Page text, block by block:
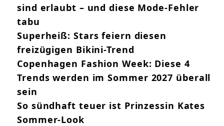
sind erlaubt – und diese Mode-Fehler
tabu
Superheiß: Stars feiern diesen
freizügigen Bikini-Trend
Copenhagen Fashion Week: Diese 4
Trends werden im Sommer 2027 überall
sein
So sündhaft teuer ist Prinzessin Kates
Sommer-Look